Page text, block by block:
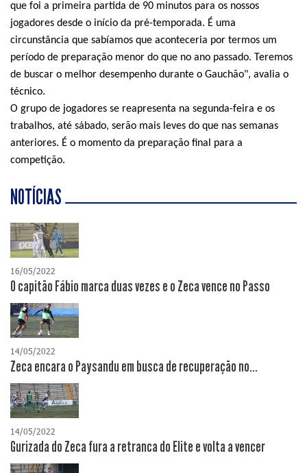
que foi a primeira partida de 90 minutos para os nossos
jogadores desde o início da pré-temporada. É uma
circunstância que sabíamos que aconteceria por termos um
período de preparação menor do que no ano passado. Teremos
de buscar o melhor desempenho durante o Gauchão", avalia o
técnico.
O grupo de jogadores se reapresenta na segunda-feira e os
trabalhos, até sábado, serão mais leves do que nas semanas
anteriores. É o momento da preparação final para a
competição.
NOTÍCIAS
16/05/2022
O capitão Fábio marca duas vezes e o Zeca vence no Passo
14/05/2022
Zeca encara o Paysandu em busca de recuperação no...
14/05/2022
Gurizada do Zeca fura a retranca do Elite e volta a vencer